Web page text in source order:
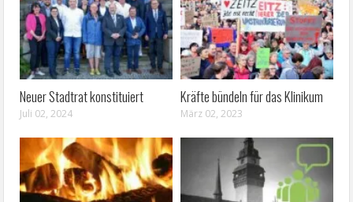
Neuer Stadtrat konstituiert
Juli 02, 2024
Kräfte bündeln für das Klinikum
März 02, 2023